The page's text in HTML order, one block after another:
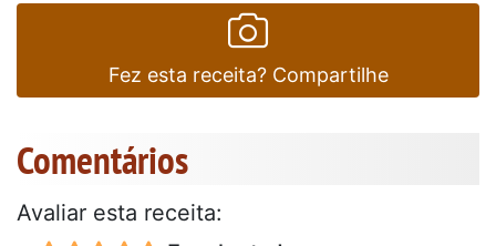
Fez esta receita? Compartilhe
Comentários
Avaliar esta receita: